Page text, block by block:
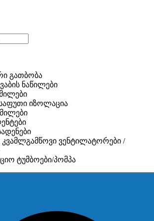
გათბობა
ნაწილები
იზოლაცია
ვენტილატორები /
ტუმბოები/პომპა